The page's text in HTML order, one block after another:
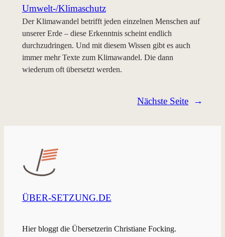
Umwelt-/Klimaschutz
Der Klimawandel betrifft jeden einzelnen Menschen auf
unserer Erde – diese Erkenntnis scheint endlich
durchzudringen. Und mit diesem Wissen gibt es auch
immer mehr Texte zum Klimawandel. Die dann
wiederum oft übersetzt werden.
Nächste Seite →
ÜBER-SETZUNG.DE
Hier bloggt die Übersetzerin Christiane Focking.